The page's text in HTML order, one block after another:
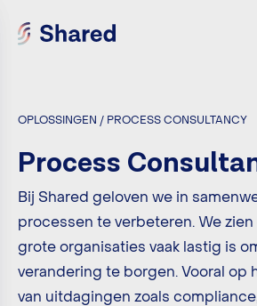
OPLOSSINGEN / PROCESS CONSULTANCY
Process
Bij Shared geloven we in
processen te verbeteren. We zien
grote organisaties vaak lastig is
verandering te borgen. Vooral op
van uitdagingen zoals